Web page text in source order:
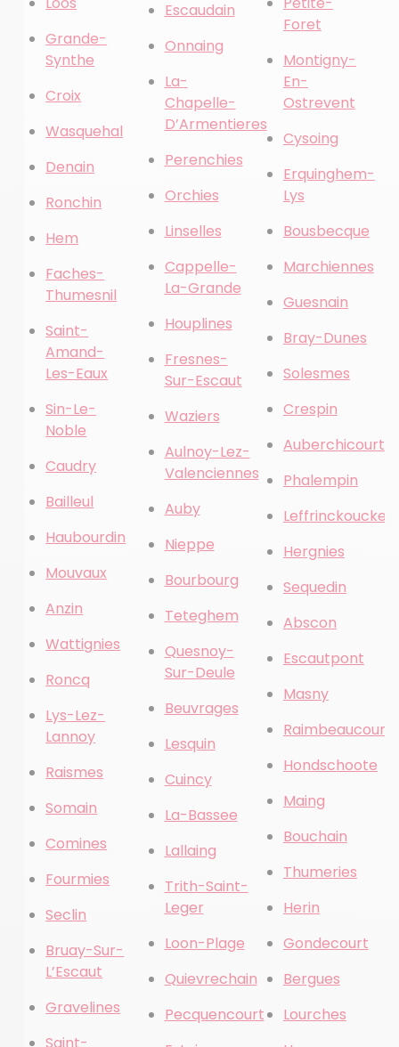
Grande-
Synthe
Croix
Wasquehal
Denain
Ronchin
Hem
Faches-
Thumesnil
Saint-
Amand-
Les-Eaux
Sin-Le-
Noble
Caudry
Bailleul
Haubourdin
Mouvaux
Anzin
Wattignies
Roncq
Lys-Lez-
Lannoy
Raismes
Somain
Comines
Fourmies
Seclin
Bruay-Sur-
L’Escaut
Gravelines
Escaudain
Onnaing
La-
Chapelle-
D’Armentieres
Perenchies
Orchies
Linselles
Cappelle-
La-Grande
Houplines
Fresnes-
Sur-Escaut
Waziers
Aulnoy-Lez-
Valenciennes
Auby
Nieppe
Bourbourg
Teteghem
Quesnoy-
Sur-Deule
Beuvrages
Lesquin
Cuincy
La-Bassee
Lallaing
Trith-Saint-
Leger
Loon-Plage
Quievrechain
Pecquencourt
Foret
Montigny-
En-
Ostrevent
Cysoing
Erquinghem-
Lys
Bousbecque
Marchiennes
Guesnain
Bray-Dunes
Solesmes
Crespin
Auberchicourt
Phalempin
Leffrinckoucke
Hergnies
Sequedin
Abscon
Escautpont
Masny
Raimbeaucourt
Hondschoote
Maing
Bouchain
Thumeries
Herin
Gondecourt
Bergues
Lourches